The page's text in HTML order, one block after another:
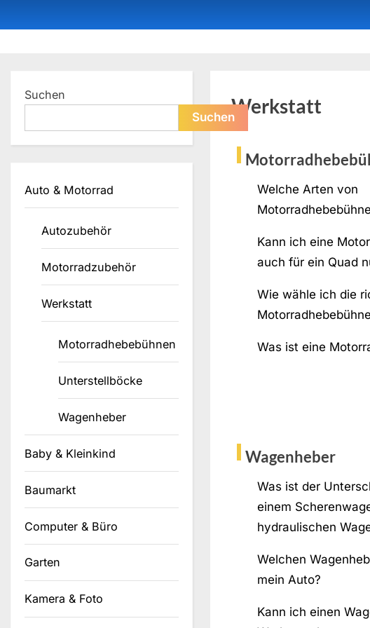
to
Werkstatt
Welche Arten von
Kann ich eine
auch für ein Quad
Wie wähle ich die
Was ist eine
Wagenheber
Was ist der
einem
hydraulischen
Welchen
mein Auto?
Kann ich einen
Suchen
Suchen
Auto & Motorrad
Autozubehör
Motorradzubehör
Werkstatt
Motorradhebebühnen
Unterstellböcke
Wagenheber
Baby & Kleinkind
Baumarkt
Computer & Büro
Garten
Kamera & Foto